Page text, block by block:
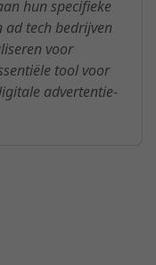
hun specifieke
ad tech bedrijven
voor
tool voor
advertentie-